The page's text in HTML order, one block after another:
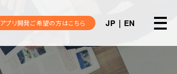
アプリ開発ご希望の方はこちら JP EN